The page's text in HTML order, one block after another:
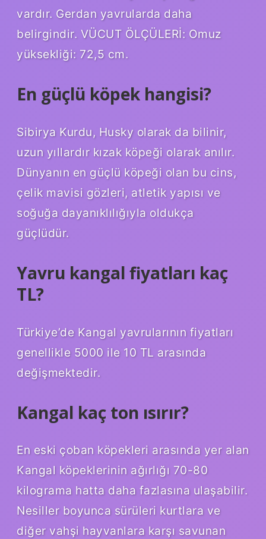
vardır. Gerdan yavrularda daha
belirgindir. VÜCUT ÖLÇÜLERİ: Omuz
yüksekliği: 72,5 cm.
En güçlü köpek hangisi?
Sibirya Kurdu, Husky olarak da bilinir,
uzun yıllardır kızak köpeği olarak anılır.
Dünyanın en güçlü köpeği olan bu cins,
çelik mavisi gözleri, atletik yapısı ve
soğuğa dayanıklılığıyla oldukça
güçlüdür.
Yavru kangal fiyatları kaç
TL?
Türkiye’de Kangal yavrularının fiyatları
genellikle 5000 ile 10 TL arasında
değişmektedir.
Kangal kaç ton ısırır?
En eski çoban köpekleri arasında yer alan
Kangal köpeklerinin ağırlığı 70-80
kilograma hatta daha fazlasına ulaşabilir.
Nesiller boyunca sürüleri kurtlara ve
diğer vahşi hayvanlara karşı savunan